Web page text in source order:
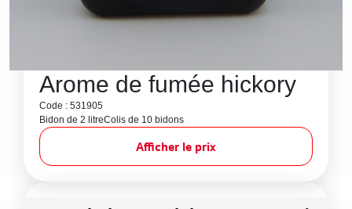
Arome de fumée hickory
Code : 531905
Bidon de 2 litreColis de 10 bidons
Afficher le prix